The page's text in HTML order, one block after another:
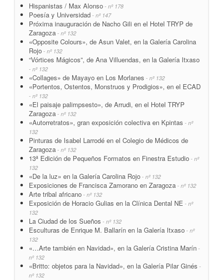
Hispanistas / Max Alonso - nº 178
Poesía y Universidad - nº 147
Próxima inauguración de Nacho Gili en el Hotel TRYP de
Zaragoza - nº 132
«Opposite Colours», de Asun Valet, en la Galería Carolina
Rojo - nº 132
“Vórtices Mágicos”, de Ana Villuendas, en la Galería Itxaso
- nº 132
«Collages» de Mayayo en Los Morlanes - nº 132
«Portentos, Ostentos, Monstruos y Prodigios», en el ECAD
- nº 132
«El paisaje palimpsesto», de Arrudi, en el Hotel TRYP
Zaragoza - nº 132
«Autorretratos», gran exposición colectiva en Kpintas - nº
132
Pinturas de Isabel Larrodé en el Colegio de Médicos de
Zaragoza - nº 132
13ª Edición de Pequeños Formatos en Finestra Estudio - nº
132
«De la luz» en la Galería Carolina Rojo - nº 132
Exposiciones de Francisca Zamorano en Zaragoza - nº 132
Arte tribal africano - nº 132
Exposición de Horacio Gulias en la Clínica Dental NE - nº
132
La Ciudad de los Sueños - nº 132
Esculturas de Enrique M. Ballarín en la Galería Itxaso - nº
132
«…Arte también en Navidad», en la Galería Cristina Marín -
nº 132
«Britto: objetos para la Navidad», en la Galería Pilar Ginés -
nº 132